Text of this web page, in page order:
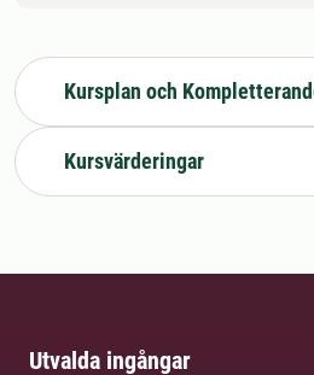
Kursplan och
Kursvärderingar
Utvalda ingångar